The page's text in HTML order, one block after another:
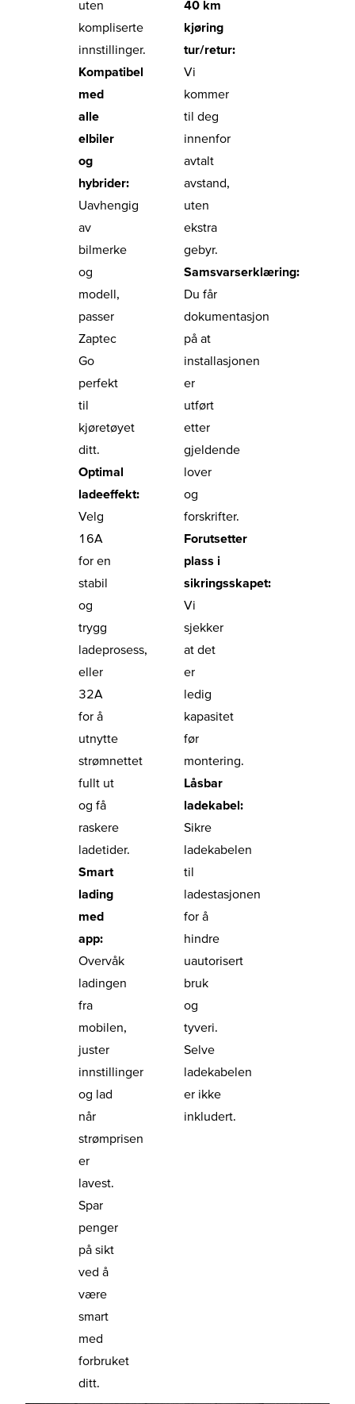
uten
kompliserte
innstillinger.
Kompatibel
med
alle
elbiler
og
hybrider:
Uavhengig
av
bilmerke
og
modell,
passer
Zaptec
Go
perfekt
til
kjøretøyet
ditt.
Optimal
ladeeffekt:
Velg
16A
for en
stabil
og
trygg
ladeprosess,
eller
32A
for å
utnytte
strømnettet
fullt ut
og få
raskere
ladetider.
Smart
lading
med
app:
Overvåk
ladingen
fra
mobilen,
juster
innstillinger
og lad
når
strømprisen
er
lavest.
Spar
penger
på sikt
ved å
være
smart
med
forbruket
ditt.
40 km
kjøring
tur/retur:
Vi
kommer
til deg
innenfor
avtalt
avstand,
uten
ekstra
gebyr.
Samsvarserklæring:
Du får
dokumentasjon
på at
installasjonen
er
utført
etter
gjeldende
lover
og
forskrifter.
Forutsetter
plass i
sikringsskapet:
Vi
sjekker
at det
er
ledig
kapasitet
før
montering.
Låsbar
ladekabel:
Sikre
ladekabelen
til
ladestasjonen
for å
hindre
uautorisert
bruk
og
tyveri.
Selve
ladekabelen
er ikke
inkludert.